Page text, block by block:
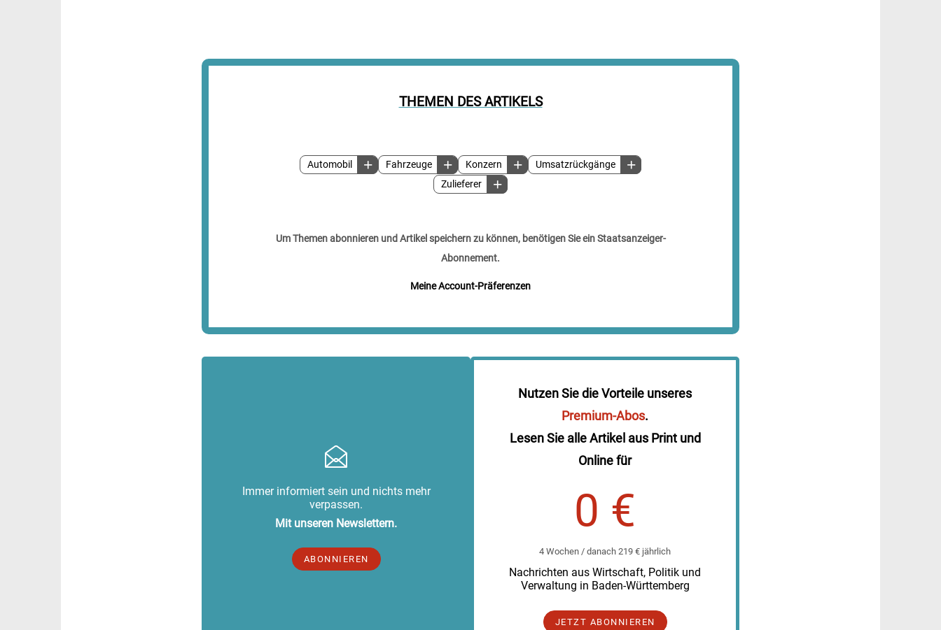
THEMEN DES ARTIKELS
Automobil Fahrzeuge Konzern
Umsatzrückgänge
Zulieferer
Um Themen abonnieren und Artikel speichern zu können, benötigen Sie ein Staatsanzeiger-
Abonnement.
Meine Account-Präferenzen
Immer informiert sein und nichts mehr
verpassen.
Mit unseren Newslettern.
ABONNIEREN
Nutzen Sie die Vorteile unseres
Premium-Abos.
Lesen Sie alle Artikel aus Print und
Online für
0 €
4 Wochen / danach 219 € jährlich
Nachrichten aus Wirtschaft, Politik und
Verwaltung in Baden-Württemberg
JETZT ABONNIEREN